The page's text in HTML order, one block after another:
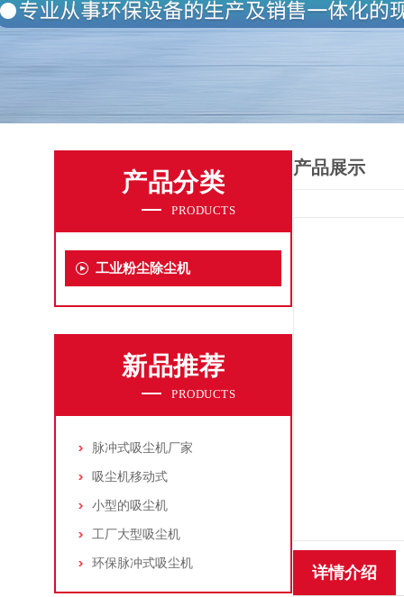
产品分类
PRODUCTS
工业粉尘除尘机
新品推荐
PRODUCTS
脉冲式吸尘机厂家
吸尘机移动式
小型的吸尘机
工厂大型吸尘机
环保脉冲式吸尘机
产品展示
详情介绍